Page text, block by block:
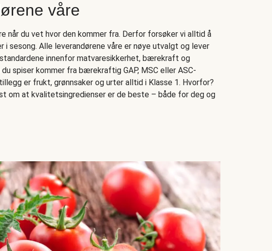
våre
når du vet hvor den kommer fra. Derfor forsøker vi alltid å
i sesong. Alle leverandørene våre er nøye utvalgt og lever
innenfor matvaresikkerhet, bærekraft og
spiser kommer fra bærekraftig GAP, MSC eller ASC-
er frukt, grønnsaker og urter alltid i Klasse 1. Hvorfor?
om at kvalitetsingredienser er de beste – både for deg og